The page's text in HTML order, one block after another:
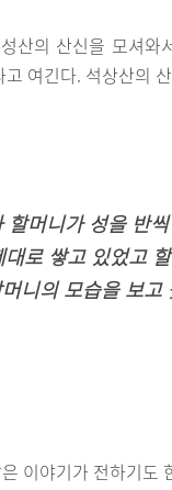
산의 산신을 모셔
여긴다. 석상산의
할머니가 성을 반
로 쌓고 있었고
니의 모습을 보
이야기가 전하기도